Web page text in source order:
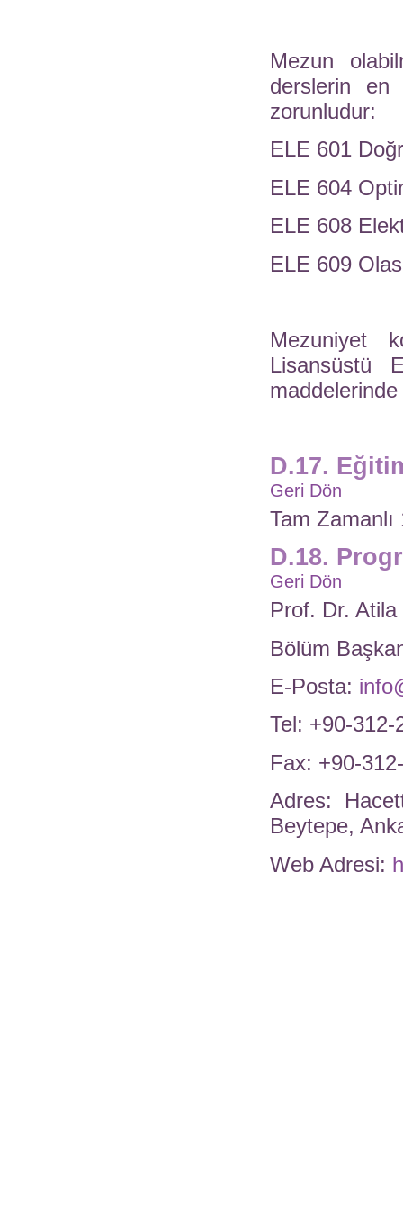
Mezun
derslerin en
zorunludur:
ELE 601
ELE 604
ELE 608
ELE 609
Mezuniyet
Lisansüstü
D.17.
Geri Dön
Tam
D.18.
Geri Dön
Prof. Dr. Atila
Bölüm
E-Posta:
Tel: +90-312-
Fax: +90-
Adres:
Beytepe,
Web Adresi: